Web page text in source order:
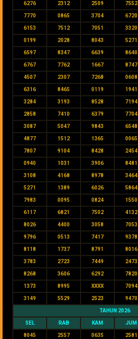
6276 2312 2509 7552
7770 0865 3704 6720
6153 7512 7051 3320
0199 2028 8043 5271
6597 8347 6639 8640
6767 7762 1667 8747
4507 2307 7268 0608
6316 8465 0119 1941
3284 3193 8528 7194
2858 7410 6379 7704
3087 5047 9843 6548
4877 1512 1365 0065
7807 9104 8428 2454
0940 1031 3906 8481
3108 4168 8978 3464
5271 1389 6026 5864
7983 0095 0824 1550
6117 6821 7502 4132
8026 4400 3058 7053
9796 0513 7417 9378
8118 1737 8791 8016
3783 2723 7449 2473
8268 3606 6292 7820
1373 8995 XXXX 7094
3149 5529 2523 9470
TAHUN 2026
SEL RAB KAM JUM
8045 2557 0635 2581